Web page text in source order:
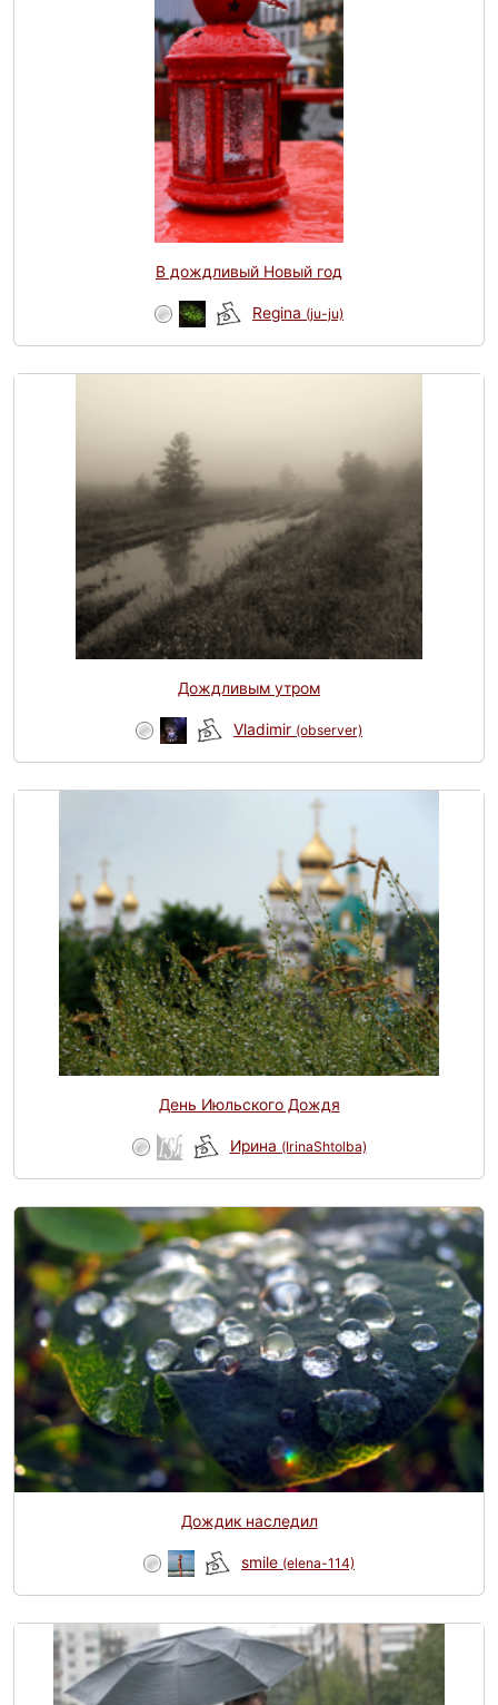
В дождливый Новый год
Regina (ju-ju)
Дождливым утром
Vladimir (observer)
День Июльского Дождя
Ирина (IrinaShtolba)
Дождик наследил
smile (elena-114)